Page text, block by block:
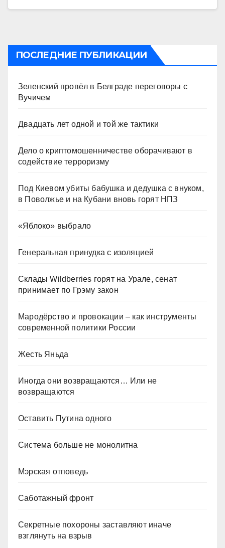
ПОСЛЕДНИЕ ПУБЛИКАЦИИ
Зеленский провёл в Белграде переговоры с
Вучичем
Двадцать лет одной и той же тактики
Дело о криптомошенничестве оборачивают в
содействие терроризму
Под Киевом убиты бабушка и дедушка с внуком,
в Поволжье и на Кубани вновь горят НПЗ
«Яблоко» выбрало
Генеральная принудка с изоляцией
Склады Wildberries горят на Урале, сенат
принимает по Грэму закон
Мародёрство и провокации – как инструменты
современной политики России
Жесть Яньда
Иногда они возвращаются… Или не
возвращаются
Оставить Путина одного
Система больше не монолитна
Мэрская отповедь
Саботажный фронт
Секретные похороны заставляют иначе
взглянуть на взрыв